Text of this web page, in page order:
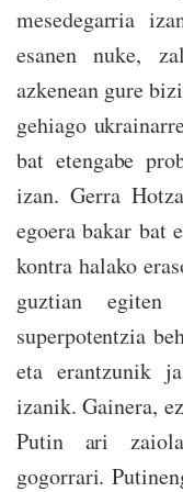
mesedegarria
esanen nuke,
azkenean gure
gehiago
bat etengabe
izan. Gerra
egoera bakar bat
kontra halako
guztian
superpotentzia
eta erantzunik
izanik. Gainera,
Putin ari
gogorrari.